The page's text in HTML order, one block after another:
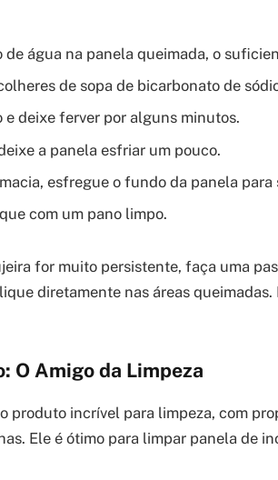
de água na panela queimada, o
de sopa de bicarbonato de
e deixe ferver por alguns minutos.
a panela esfriar um pouco.
esfregue o fundo da panela para
com um pano limpo.
for muito persistente, faça uma
diretamente nas áreas
O Amigo da Limpeza
produto incrível para limpeza, com
Ele é ótimo para limpar panela de